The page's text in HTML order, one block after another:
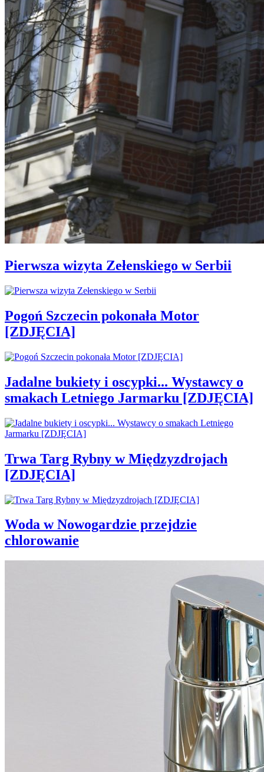
Pierwsza wizyta Zełenskiego w Serbii
Pogoń Szczecin pokonała Motor
[ZDJĘCIA]
Jadalne bukiety i oscypki... Wystawcy o
smakach Letniego Jarmarku [ZDJĘCIA]
Trwa Targ Rybny w Międzyzdrojach
[ZDJĘCIA]
Woda w Nowogardzie przejdzie
chlorowanie